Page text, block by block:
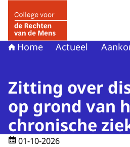
Home Actueel
Zitting over
op grond van
chronische
01-10-2026